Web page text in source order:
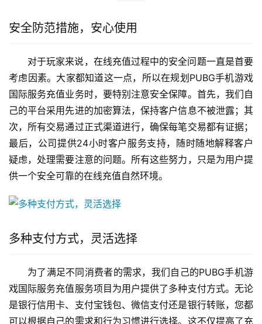
安全防范措施，安心使用
对于玩家来说，在线充值过程中的安全问题一直是首要
考虑因素。大家都知道这一点，所以在规划PUBG手机游戏
国际服务充值业务时，要特别注意安全保障。首先，我们自
己的平台采用先进的加密算法，保持客户信息不被泄露；其
次，所有交易通过正式渠道进行，确保每笔交易都有证据；
最后，公司提供24小时客户服务支持，随时随地解释客户
疑虑，处理需要注意的问题。所有这些努力，只是为用户提
供一个安全可靠的在线充值自然环境。
多种支付方式，灵活选择
为了满足不同消费者的需求，我们自己的PUBG手机游
戏国际服务充值服务项目为用户提供了多种支付方式。无论
是银行信用卡、支付宝钱包、微信支付还是银行转账，您都
可以根据自己的需求和行为习惯进行选择。这不仅提高了充